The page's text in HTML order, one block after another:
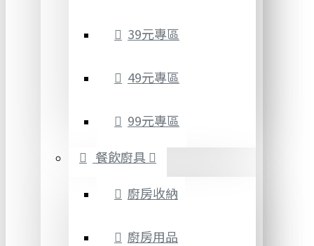
39元專區
49元專區
99元專區
餐飲廚具
廚房收納
廚房用品